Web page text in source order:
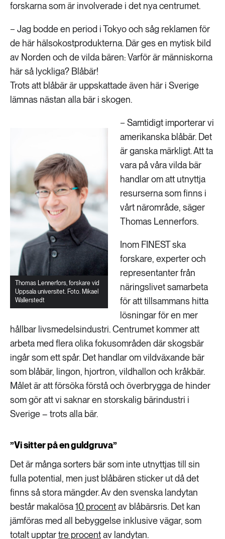
forskarna som är involverade i det nya centrumet.
− Jag bodde en period i Tokyo och såg reklamen för
de här hälsokostprodukterna. Där ges en mytisk bild
av Norden och de vilda bären: Varför är människorna
här så lyckliga? Blåbär!
Trots att blåbär är uppskattade även här i Sverige
lämnas nästan alla bär i skogen.
Thomas Lennerfors, forskare vid
Uppsala universitet. Foto. Mikael
Wallerstedt
− Samtidigt importerar vi
amerikanska blåbär. Det
är ganska märkligt. Att ta
vara på våra vilda bär
handlar om att utnyttja
resurserna som finns i
vårt närområde, säger
Thomas Lennerfors.
Inom FINEST ska
forskare, experter och
representanter från
näringslivet samarbeta
för att tillsammans hitta
lösningar för en mer
hållbar livsmedelsindustri. Centrumet kommer att
arbeta med flera olika fokusområden där skogsbär
ingår som ett spår. Det handlar om vildväxande bär
som blåbär, lingon, hjortron, vildhallon och kråkbär.
Målet är att försöka förstå och överbrygga de hinder
som gör att vi saknar en storskalig bärindustri i
Sverige – trots alla bär.
”Vi sitter på en guldgruva”
Det är många sorters bär som inte utnyttjas till sin
fulla potential, men just blåbären sticker ut då det
finns så stora mängder. Av den svenska landytan
består makalösa10 procentav blåbärsris. Det kan
jämföras med all bebyggelse inklusive vägar, som
totalt upptartre procentav landytan.